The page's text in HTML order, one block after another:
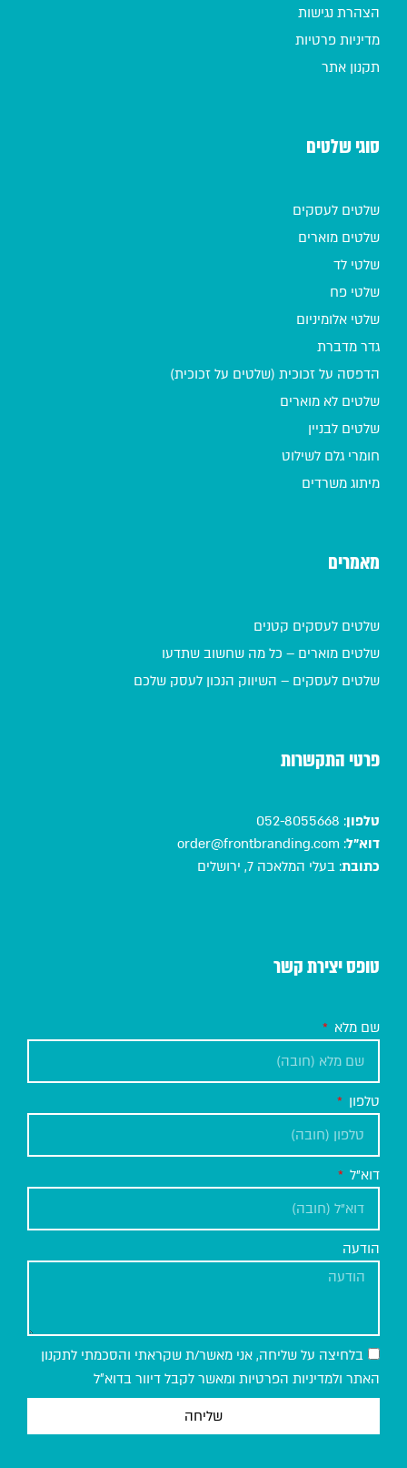
הצהרת נגישות
מדיניות פרטיות
תקנון אתר
סוגי שלטים
שלטים לעסקים
שלטים מוארים
שלטי לד
שלטי פח
שלטי אלומיניום
גדר מדברת
הדפסה על זכוכית (שלטים על זכוכית)
שלטים לא מוארים
שלטים לבניין
חומרי גלם לשילוט
מיתוג משרדים
מאמרים
שלטים לעסקים קטנים
שלטים מוארים – כל מה שחשוב שתדעו
שלטים לעסקים – השיווק הנכון לעסק שלכם
פרטי התקשרות
טלפון:
052-8055668
דוא"ל:
order@frontbranding.com
כתובת: בעלי המלאכה 7, ירושלים
טופס יצירת קשר
שם מלא
טלפון
דוא"ל
הודעה
בלחיצה על שליחה, אני מאשר/ת שקראתי והסכמתי לתקנון
האתר ולמדיניות הפרטיות ומאשר לקבל דיוור בדוא״ל
שליחה